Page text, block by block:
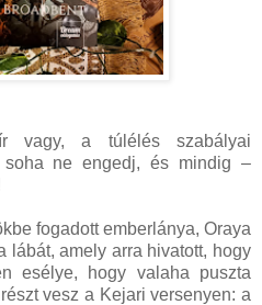
vagy, a túlélés szabályai
ne engedj, és mindig –
fogadott emberlánya, Oraya
lábát, amely arra hivatott, hogy
esélye, hogy valaha puszta
vesz a Kejari versenyen: a